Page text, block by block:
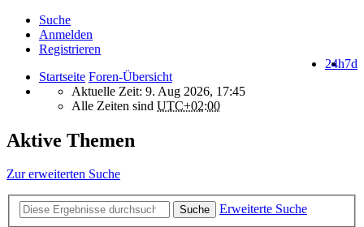
Suche
Anmelden
Registrieren
7d
24h
Startseite Foren-Übersicht
Aktuelle Zeit: 9. Aug 2026, 17:45
Alle Zeiten sind UTC+02:00
Aktive Themen
Zur erweiterten Suche
Suche
Erweiterte Suche